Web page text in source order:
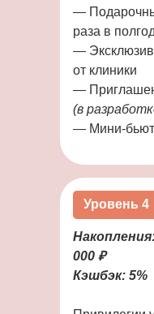
000 ₽
Кэшбэк: 5%
Уровень 4
—
раза в
—
от клиники
—
(в
— Мини-